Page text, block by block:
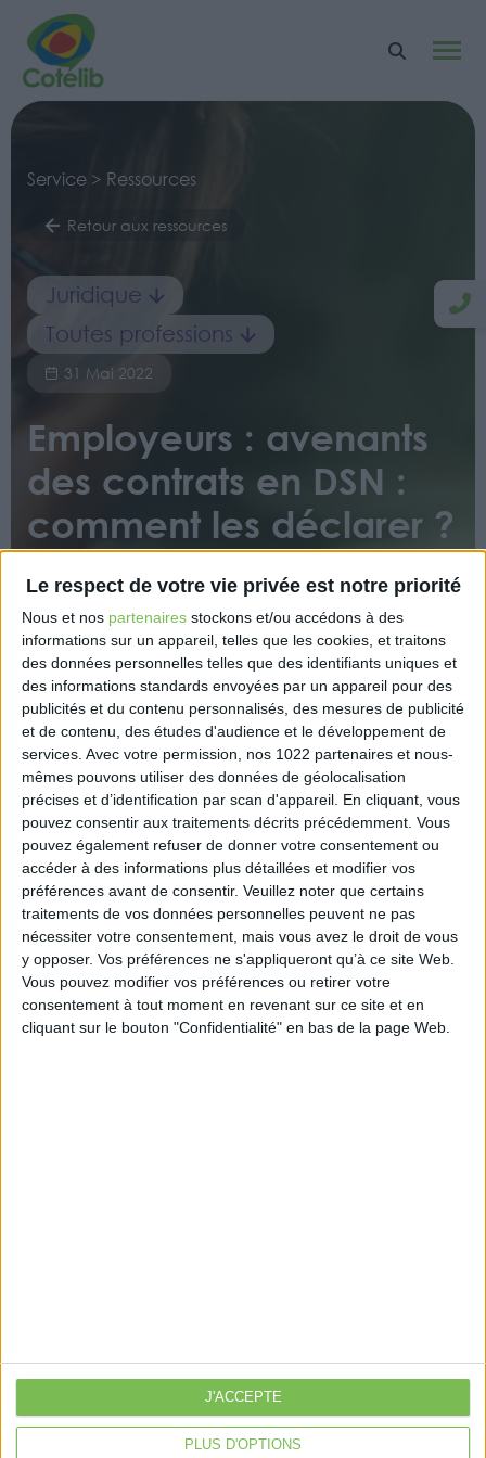
Le respect de votre vie privée est notre priorité
Nous et nos partenaires stockons et/ou accédons à des
informations sur un appareil, telles que les cookies, et traitons
des données personnelles telles que des identifiants uniques et
des informations standards envoyées par un appareil pour des
publicités et du contenu personnalisés, des mesures de publicité
et de contenu, des études d'audience et le développement de
services. Avec votre permission, nos 1022 partenaires et nous-
mêmes pouvons utiliser des données de géolocalisation
précises et d’identification par scan d'appareil. En cliquant, vous
pouvez consentir aux traitements décrits précédemment. Vous
pouvez également refuser de donner votre consentement ou
accéder à des informations plus détaillées et modifier vos
préférences avant de consentir. Veuillez noter que certains
traitements de vos données personnelles peuvent ne pas
nécessiter votre consentement, mais vous avez le droit de vous
y opposer. Vos préférences ne s'appliqueront qu’à ce site Web.
Vous pouvez modifier vos préférences ou retirer votre
consentement à tout moment en revenant sur ce site et en
cliquant sur le bouton "Confidentialité" en bas de la page Web.
PLUS D'OPTIONS
J'ACCEPTE
Service > Ressources
Retour aux ressources
Juridique
Toutes professions
31 Mai 2022
Employeurs : avenants
des contrats en DSN :
comment les déclarer ?
Net-entreprises.fr publie un article sur la gestion des
avenants des contrats en DSN et fournit des réponses
à certaines questions : comment déclarer un
avenant de contrat en DSN ? Que se passe-t-il si la
déclaration de l’avenant n’est pas conforme ?
Comment corriger une erreur de déclaration de
l’avenant de contrat ?
https://www.net-entreprises.fr/gestion-des-
avenants-des-contrats-en-dsn/
À la une
Déclaration Impôt sur le Revenu